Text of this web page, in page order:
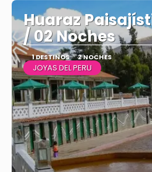
Huaraz
/ 02 Noches
1 DESTINOS 2 NOCHES
JOYAS DEL PERU